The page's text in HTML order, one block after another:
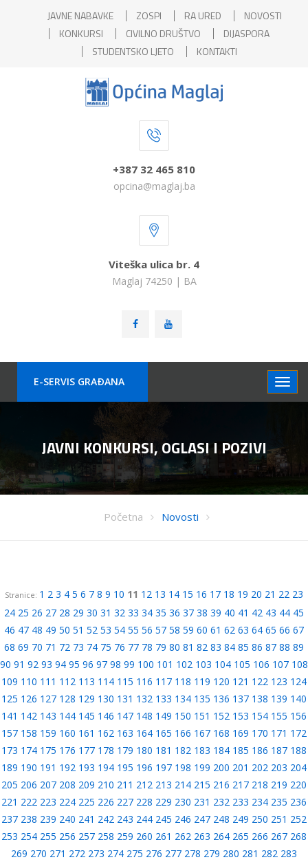
JAVNE NABAVKE ZOSPI RA URED
NOVOSTI
KONKURSI
CIVILNO DRUŠTVO
DIJASPORA
STUDENTSKO LJETO
KONTAKTI
+387 32 465 810
opcina@maglaj.ba
Viteška ulica br. 4
Maglaj 74250 | BA
E-SERVIS GRAÐANA
JAVNI KONKURSI, OGLASI I POZIVI
Početna Novosti
Stranice: 1 2 3 4 5 6 7 8 9 10 11 12 13 14 15 16 17 18 19 20 21 22 23
24 25 26 27 28 29 30 31 32 33 34 35 36 37 38 39 40 41 42 43 44 45
46 47 48 49 50 51 52 53 54 55 56 57 58 59 60 61 62 63 64 65 66 67
68 69 70 71 72 73 74 75 76 77 78 79 80 81 82 83 84 85 86 87 88 89
90 91 92 93 94 95 96 97 98 99 100 101 102 103 104 105 106 107 108
109 110 111 112 113 114 115 116 117 118 119 120 121 122 123 124
125 126 127 128 129 130 131 132 133 134 135 136 137 138 139 140
141 142 143 144 145 146 147 148 149 150 151 152 153 154 155 156
157 158 159 160 161 162 163 164 165 166 167 168 169 170 171 172
173 174 175 176 177 178 179 180 181 182 183 184 185 186 187 188
189 190 191 192 193 194 195 196 197 198 199 200 201 202 203 204
205 206 207 208 209 210 211 212 213 214 215 216 217 218 219 220
221 222 223 224 225 226 227 228 229 230 231 232 233 234 235 236
237 238 239 240 241 242 243 244 245 246 247 248 249 250 251 252
253 254 255 256 257 258 259 260 261 262 263 264 265 266 267 268
269 270 271 272 273 274 275 276 277 278 279 280 281 282 283